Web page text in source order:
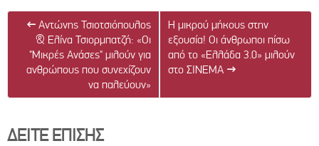
← Αντώνης Τσιοτσιόπουλος
& Ελίνα Τσιορμπατζή: «Οι
"Μικρές Ανάσες" μιλούν για
ανθρώπους που συνεχίζουν
να παλεύουν»
Η μικρού μήκους στην
εξουσία! Οι άνθρωποι πίσω
από το «Ελλάδα 3.0» μιλούν
στο ΣΙΝΕΜΑ →
ΔΕΙΤΕ ΕΠΙΣΗΣ